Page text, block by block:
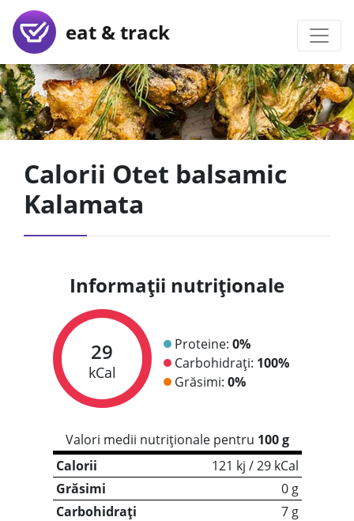
eat & track
Calorii Otet balsamic
Kalamata
Informații nutriționale
29
kCal
Proteine: 0%
Carbohidrați: 100%
Grăsimi: 0%
Valori medii nutriționale pentru 100 g
Calorii
121 kj / 29 kCal
Grăsimi
0 g
Carbohidrați
7 g